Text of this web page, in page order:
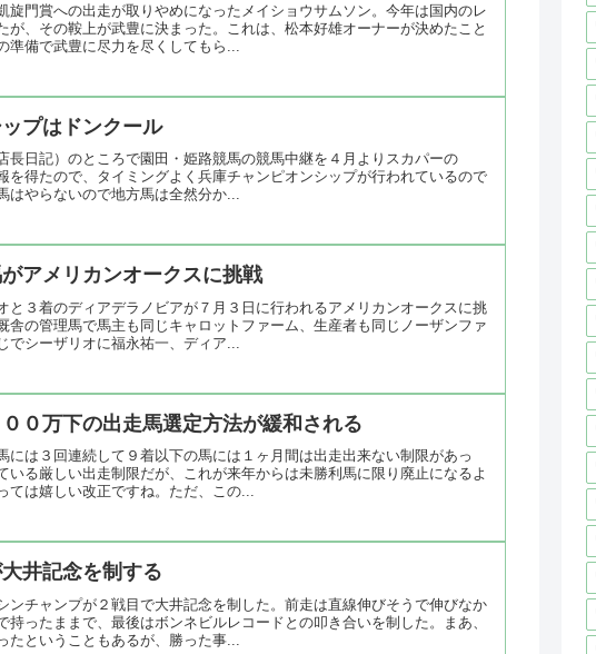
旋門賞への出走が取りやめになったメイショウサムソン。今年は国内のレ
が、その鞍上が武豊に決まった。これは、松本好雄オーナーが決めたこと
準備で武豊に尽力を尽くしてもら...
プはドンクール
長日記）のところで園田・姫路競馬の競馬中継を４月よりスカパーの
を得たので、タイミングよく兵庫チャンピオンシップが行われているので
はやらないので地方馬は全然分か...
アメリカンオークスに挑戦
と３着のディアデラノビアが７月３日に行われるアメリカンオークスに挑
舎の管理馬で馬主も同じキャロットファーム、生産者も同じノーザンファ
でシーザリオに福永祐一、ディア...
０万下の出走馬選定方法が緩和される
には３回連続して９着以下の馬には１ヶ月間は出走出来ない制限があっ
いる厳しい出走制限だが、これが来年からは未勝利馬に限り廃止になるよ
ては嬉しい改正ですね。ただ、この...
井記念を制する
ンチャンプが２戦目で大井記念を制した。前走は直線伸びそうで伸びなか
持ったままで、最後はボンネビルレコードとの叩き合いを制した。まあ、
たということもあるが、勝った事...